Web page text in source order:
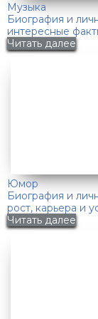
Музыка
Биография и
интересные
Читать далее
Юмор
Биография и
рост, карьера и
Читать далее